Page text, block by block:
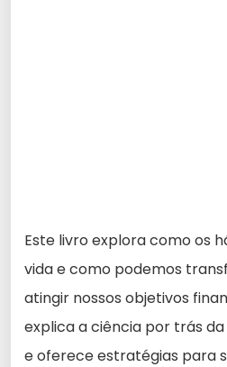
Este livro explora como os
vida e como podemos
atingir nossos objetivos
explica a ciência por trás
e oferece estratégias para